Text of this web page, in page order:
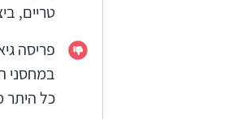
טריים,
פריסה
במחסני
כל היתר